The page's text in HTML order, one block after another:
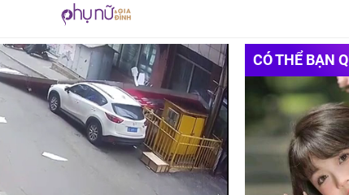
CÓ THỂ BẠN